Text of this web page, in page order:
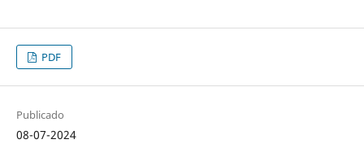
PDF
Publicado
08-07-2024